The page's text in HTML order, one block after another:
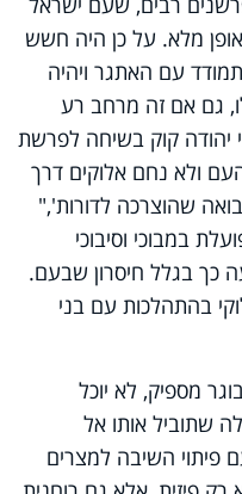
מלא. על כן היה חשש
עם האתגר ויהיה
גם אם זה מרחב רע
יהודה קוק בשיחה לפרשת
ולא נחם אלוקים דרך
שהוצרכה לדורות',"
במבוכי וסיבוכי
כך בגלל חיסרון שבעם.
בהתהלכות עם בני
מספיק, לא יוכל
שתוביל אותו אל
פיתוי השיבה למצרים